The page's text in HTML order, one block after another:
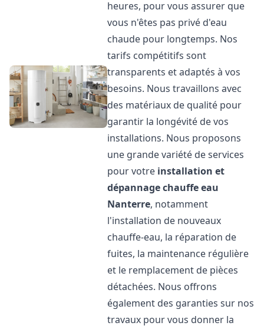
heures, pour vous assurer que
vous n'êtes pas privé d'eau
chaude pour longtemps. Nos
tarifs compétitifs sont
transparents et adaptés à vos
besoins. Nous travaillons avec
des matériaux de qualité pour
garantir la longévité de vos
installations. Nous proposons
une grande variété de services
pour votre installation et
dépannage chauffe eau
Nanterre, notamment
l'installation de nouveaux
chauffe-eau, la réparation de
fuites, la maintenance régulière
et le remplacement de pièces
détachées. Nous offrons
également des garanties sur nos
travaux pour vous donner la